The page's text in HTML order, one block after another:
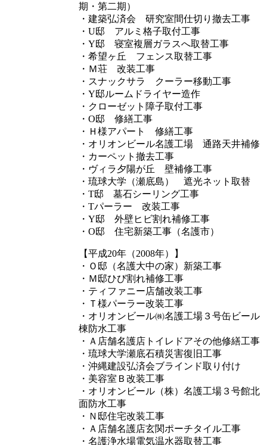
期・第二期）
・建築弘済会 研究室間仕切り撤去工事
・U邸 アルミ格子取付工事
・Y邸 寝室複層ガラスへ取替工事
・希望ヶ丘 フェンス取替工事
・Ｍ荘 改装工事
・スナックサラ クーラー移動工事
・Y邸ルームドライヤー造作
・クローゼット障子取付工事
・O邸 修繕工事
・Ｈ様アパート 修繕工事
・オリオンビール名護工場 通路天井補修
・カーペット撤去工事
・ヴィラ夕陽が丘 壁補修工事
・琉球大学（瀬底島） 遮光ネット取替
・T邸 墓石シーリング工事
・Tパーラー 改装工事
・Y邸 外壁ヒビ割れ補修工事
・O邸 住宅新築工事（名護市）
【平成20年（2008年）】
・Ｏ邸（名護大中の家）新築工事
・Ｍ邸ひび割れ補修工事
・ティファニー店舗改装工事
・Ｔ様パーラー改装工事
・オリオンビール㈱名護工場３号缶ビール
棟防水工事
・Ａ店舗名護店トイレドアその他修繕工事
・琉球大学瀬底石積災害復旧工事
・沖縄建設弘済会ブラインド取り付け
・美容室Ｂ改装工事
・オリオンビール（株）名護工場３号館北
面防水工事
・Ｎ邸住宅改装工事
・Ａ店舗名護店玄関ポーチタイル工事
・名護浄水場電気温水器取替工事